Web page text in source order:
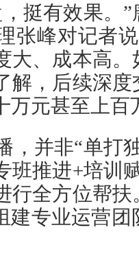
挺有效果。
张峰对记者
大、成本高
解，后续深
万元甚至上百
，并非“单打
班推进+培训
行全方位帮
建专业运营